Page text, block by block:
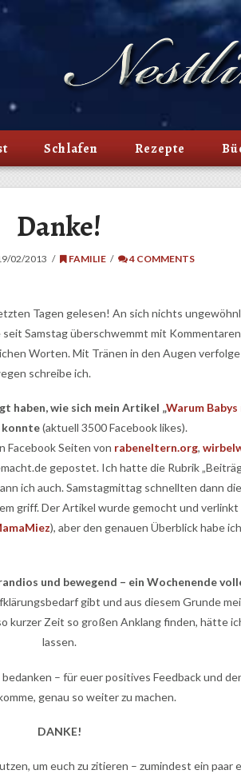
Schlafen Rezepte
Danke!
02/2013 FAMILIE 4 COMMENTS
Tagen gelesen! An sich nichts
Samstag überschwemmt mit
Worten. Mit Tränen in den Augen
schreibe ich.
haben, wie sich mein Artikel „Warum
konnte(aktuell 3500 Facebook likes).
Facebook Seiten von rabeneltern.org,
gepostet. Ich hatte die Rubrik
ich auch. Samstagmittag schnellten dann
griff. Der Artikel wurde gemocht und verlinkt
), aber den genauen Überblick habe
und bewegend – ein Wochenende
gibt und aus diesem Grunde
kurzer Zeit so großen Anklang finden, hätte
lassen.
– für euer positives Feedback und
genau so weiter zu machen.
DANKE!
um euch zu zitieren – zumindest ein paar